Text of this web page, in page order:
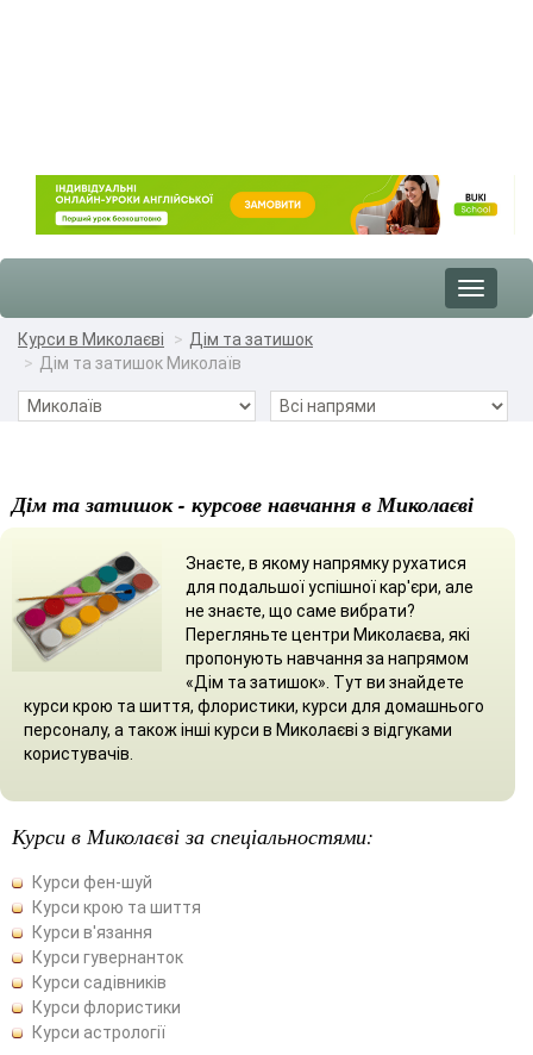
Toggle
Курси в Миколаєві
Дім та затишок
Дім та затишок Миколаїв
Дім та затишок - курсове навчання в Миколаєві
Знаєте, в якому напрямку рухатися
для подальшої успішної кар'єри, але
не знаєте, що саме вибрати?
Перегляньте центри Миколаєва, які
пропонують навчання за напрямом
«Дім та затишок». Тут ви знайдете
курси крою та шиття, флористики, курси для домашнього
персоналу, а також інші курси в Миколаєві з відгуками
користувачів.
Курси в Миколаєві за спеціальностями:
Курси фен-шуй
Курси крою та шиття
Курси в'язання
Курси гувернанток
Курси садівників
Курси флористики
Курси астрології